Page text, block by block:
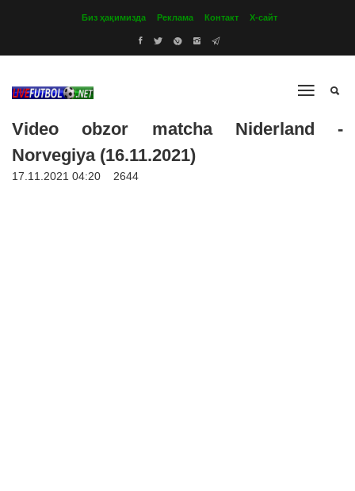
Биз ҳақимизда Реклама Контакт Х-сайт
Video obzor matcha Niderland -
Norvegiya (16.11.2021)
17.11.2021 04:20 2644